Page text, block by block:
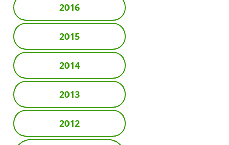
2016
2015
2014
2013
2012